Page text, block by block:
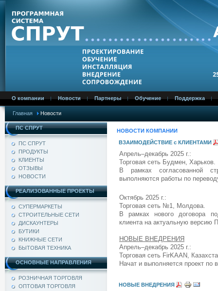
О компании Новости Партнеры Обучение Поддержка
Главная Новости
ПС СПРУТ
ПС СПРУТ
ПРОДУКТЫ
КЛИЕНТЫ
ОТЗЫВЫ
НОВОСТИ
РЕАЛИЗОВАННЫЕ ПРОЕКТЫ
СУПЕРМАРКЕТЫ
СТРОИТЕЛЬНЫЕ СЕТИ
ДИСКАУНТЕРЫ
БУТИКИ
КНИЖНЫЕ СЕТИ
БЫТОВАЯ ТЕХНИКА
ОСНОВНЫЕ НАПРАВЛЕНИЯ
РОЗНИЧНАЯ ТОРГОВЛЯ
ОПТОВАЯ ТОРГОВЛЯ
НОВОСТИ КОМПАНИИ
ВЗАИМОДЕЙСТВИЕ с КЛИЕНТАМИ
Апрель–декабрь 2025 г.:
Торговая сеть Будмен, Харьков.
В рамках согласованной
выполняются работы по
Октябрь 2025 г.:
Торговая сеть №1, Молдова.
В рамках нового договора
клиента на актуальную версию
НОВЫЕ ВНЕДРЕНИЯ
Апрель–декабрь 2025 г.:
Торговая сеть FirKAAN,
Начат и выполняется проект
НОВЫЕ ВНЕДРЕНИЯ